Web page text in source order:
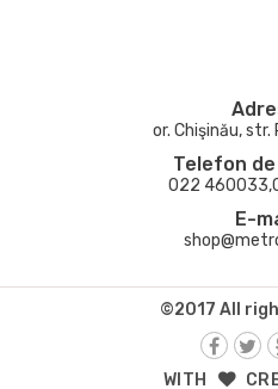
or. Chişinău,
Telefon
022
E-
©2017 All
WITH